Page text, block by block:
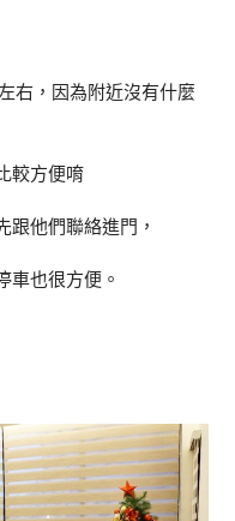
右，因為附近沒有什麼
較方便唷
跟他們聯絡進門，
車也很方便。